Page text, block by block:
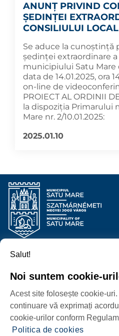
ANUNȚ PRIVIND
ȘEDINȚEI
CONSILIULUI LOCAL
Se aduce la cunoștință
ședinței extraordinare a
municipiului Satu Mare
data de 14.01.2025, ora
on-line de
PROIECT AL ORDINII
la dispoziția Primarului
Mare nr. 2/10.01.2025:
2025.01.10
PROTECȚIA
PRIMĂRIA
P-ȚA 25 OCTOMBRIE, NR. 1
Salut!
Noi suntem cookie-
Acest site folosește cookie-
continuare vă exprimați
cookie-urilor conform
Politica de cookies